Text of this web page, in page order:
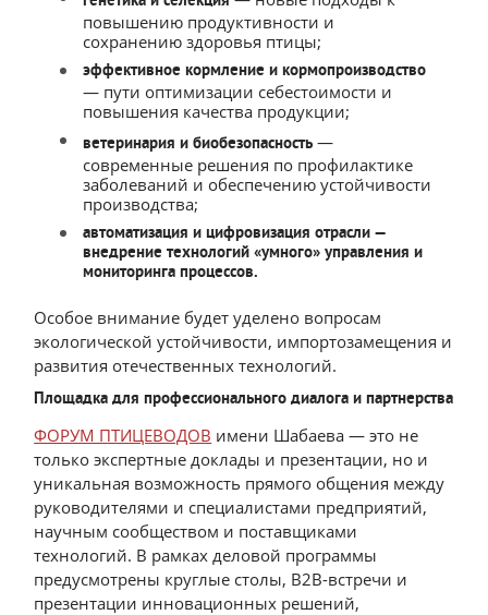
повышению продуктивности и
сохранению здоровья птицы;
эффективное кормление и кормопроизводство
— пути оптимизации себестоимости и
повышения качества продукции;
ветеринария и биобезопасность —
современные решения по профилактике
заболеваний и обеспечению устойчивости
производства;
автоматизация и цифровизация отрасли —
внедрение технологий «умного» управления и
мониторинга процессов.
Особое внимание будет уделено вопросам
экологической устойчивости, импортозамещения и
развития отечественных технологий.
Площадка для профессионального диалога и партнерства
ФОРУМ ПТИЦЕВОДОВ имени Шабаева — это не
только экспертные доклады и презентации, но и
уникальная возможность прямого общения между
руководителями и специалистами предприятий,
научным сообществом и поставщиками
технологий. В рамках деловой программы
предусмотрены круглые столы, B2B-встречи и
презентации инновационных решений,